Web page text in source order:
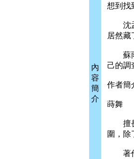
內
容
簡
介
想到找
沈孟
居然藏
蘇雨
己的
作者簡
蒔舞
擅長
圍，除
著作